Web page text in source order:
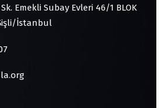
Emekli Subay Evleri 46/1 BLOK
Şişli/İstanbul